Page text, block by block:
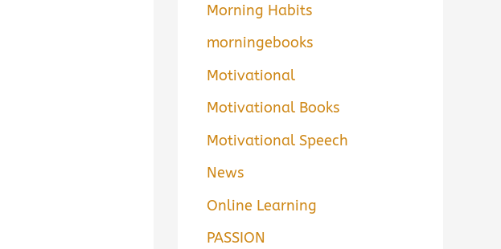
Morning Habits
morningebooks
Motivational
Motivational Books
Motivational Speech
News
Online Learning
PASSION